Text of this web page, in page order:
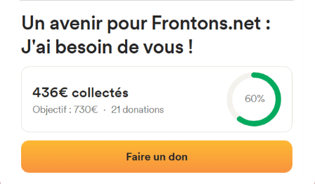
PROPOSER UN FRONTON
Frontons à moins de 50
kilomètres de Bordeaux
Vous pouvez obtenir, à partir de ce formulaire de recherche, la liste des
frontons les plus proches de chez vous.
La recherche peut être effectuée dans un rayon de 5 à 50 kilomètres de
l'adresse d'origine*.
* Les distances affichées sur cette page sont dites orthodromiques, c'est-à-dire
évaluées « à vol d'oiseau ».